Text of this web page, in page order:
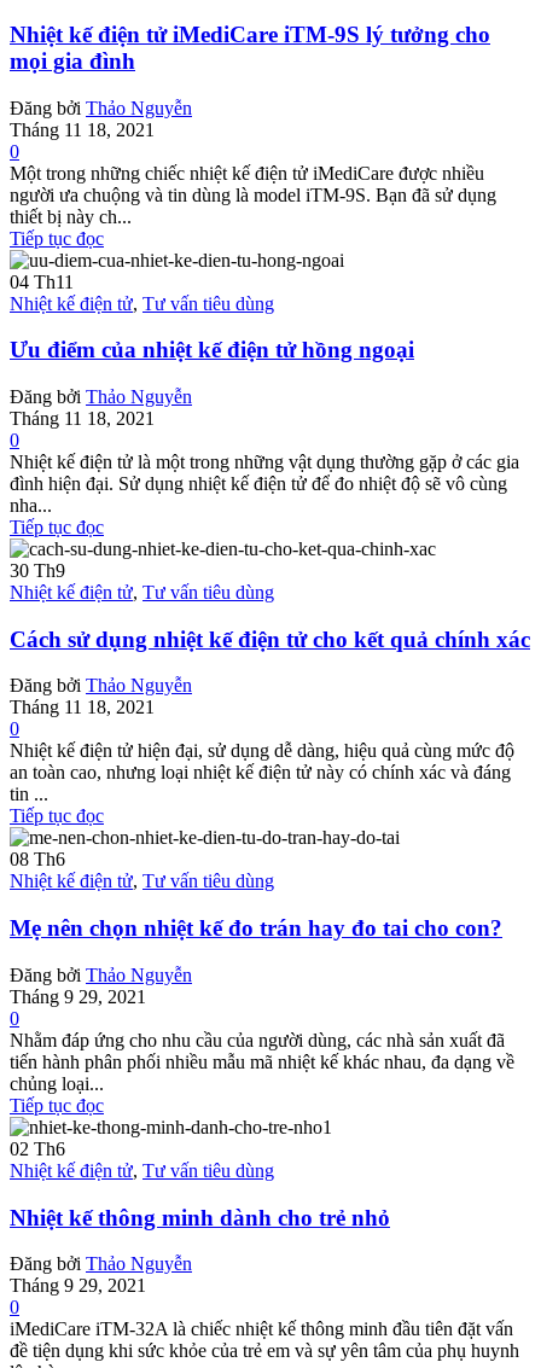
Nhiệt kế điện tử iMediCare iTM-9S lý tưởng cho
mọi gia đình
Đăng bởi Thảo Nguyễn
Tháng 11 18, 2021
0
Một trong những chiếc nhiệt kế điện tử iMediCare được nhiều
người ưa chuộng và tin dùng là model iTM-9S. Bạn đã sử dụng
thiết bị này ch...
Tiếp tục đọc
04 Th11
Nhiệt kế điện tử, Tư vấn tiêu dùng
Ưu điểm của nhiệt kế điện tử hồng ngoại
Đăng bởi Thảo Nguyễn
Tháng 11 18, 2021
0
Nhiệt kế điện tử là một trong những vật dụng thường gặp ở các gia
đình hiện đại. Sử dụng nhiệt kế điện tử để đo nhiệt độ sẽ vô cùng
nha...
Tiếp tục đọc
30 Th9
Nhiệt kế điện tử, Tư vấn tiêu dùng
Cách sử dụng nhiệt kế điện tử cho kết quả chính xác
Đăng bởi Thảo Nguyễn
Tháng 11 18, 2021
0
Nhiệt kế điện tử hiện đại, sử dụng dễ dàng, hiệu quả cùng mức độ
an toàn cao, nhưng loại nhiệt kế điện tử này có chính xác và đáng
tin ...
Tiếp tục đọc
08 Th6
Nhiệt kế điện tử, Tư vấn tiêu dùng
Mẹ nên chọn nhiệt kế đo trán hay đo tai cho con?
Đăng bởi Thảo Nguyễn
Tháng 9 29, 2021
0
Nhằm đáp ứng cho nhu cầu của người dùng, các nhà sản xuất đã
tiến hành phân phối nhiều mẫu mã nhiệt kế khác nhau, đa dạng về
chủng loại...
Tiếp tục đọc
02 Th6
Nhiệt kế điện tử, Tư vấn tiêu dùng
Nhiệt kế thông minh dành cho trẻ nhỏ
Đăng bởi Thảo Nguyễn
Tháng 9 29, 2021
0
iMediCare iTM-32A là chiếc nhiệt kế thông minh đầu tiên đặt vấn
đề tiện dụng khi sức khỏe của trẻ em và sự yên tâm của phụ huynh